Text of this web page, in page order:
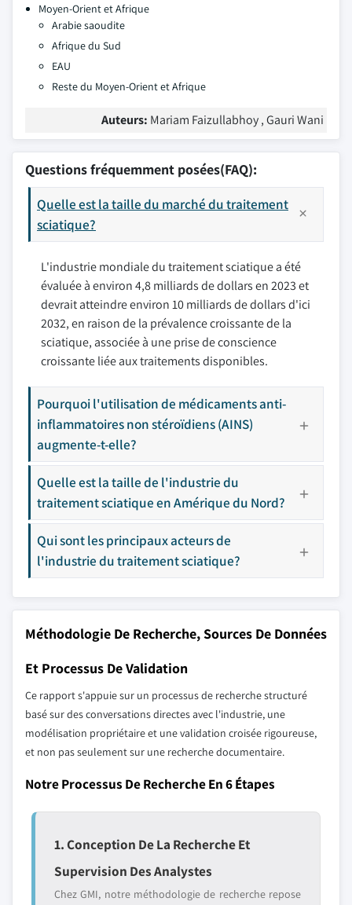
Moyen-Orient et Afrique
Arabie saoudite
Afrique du Sud
EAU
Reste du Moyen-Orient et Afrique
Auteurs: Mariam Faizullabhoy , Gauri Wani
Questions fréquemment posées(FAQ):
Quelle est la taille du marché du traitement
sciatique?
L'industrie mondiale du traitement sciatique a été
évaluée à environ 4,8 milliards de dollars en 2023 et
devrait atteindre environ 10 milliards de dollars d'ici
2032, en raison de la prévalence croissante de la
sciatique, associée à une prise de conscience
croissante liée aux traitements disponibles.
Pourquoi l'utilisation de médicaments anti-
inflammatoires non stéroïdiens (AINS)
augmente-t-elle?
Quelle est la taille de l'industrie du
traitement sciatique en Amérique du Nord?
Qui sont les principaux acteurs de
l'industrie du traitement sciatique?
Méthodologie De Recherche, Sources De Données
Et Processus De Validation
Ce rapport s'appuie sur un processus de recherche structuré
basé sur des conversations directes avec l'industrie, une
modélisation propriétaire et une validation croisée rigoureuse,
et non pas seulement sur une recherche documentaire.
Notre Processus De Recherche En 6 Étapes
1. Conception De La Recherche Et
Supervision Des Analystes
Chez GMI, notre méthodologie de recherche repose